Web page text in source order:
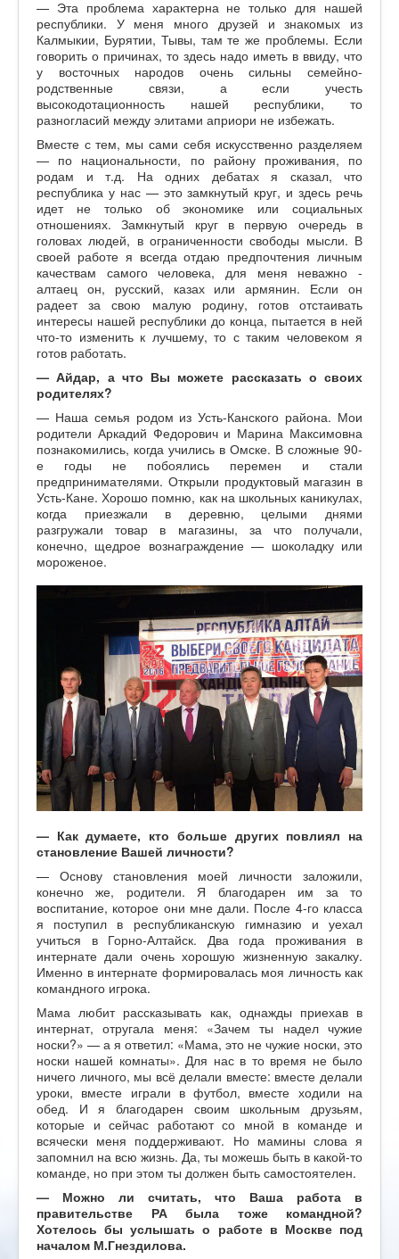
— Эта проблема характерна не только для нашей
республики. У меня много друзей и знакомых из
Калмыкии, Бурятии, Тывы, там те же проблемы. Если
говорить о причинах, то здесь надо иметь в ввиду, что
у восточных народов очень сильны семейно-
родственные связи, а если учесть
высокодотационность нашей республики, то
разногласий между элитами априори не избежать.
Вместе с тем, мы сами себя искусственно разделяем
— по национальности, по району проживания, по
родам и т.д. На одних дебатах я сказал, что
республика у нас — это замкнутый круг, и здесь речь
идет не только об экономике или социальных
отношениях. Замкнутый круг в первую очередь в
головах людей, в ограниченности свободы мысли. В
своей работе я всегда отдаю предпочтения личным
качествам самого человека, для меня неважно -
алтаец он, русский, казах или армянин. Если он
радеет за свою малую родину, готов отстаивать
интересы нашей республики до конца, пытается в ней
что-то изменить к лучшему, то с таким человеком я
готов работать.
— Айдар, а что Вы можете рассказать о своих
родителях?
— Наша семья родом из Усть-Канского района. Мои
родители Аркадий Федорович и Марина Максимовна
познакомились, когда учились в Омске. В сложные 90-
е годы не побоялись перемен и стали
предпринимателями. Открыли продуктовый магазин в
Усть-Кане. Хорошо помню, как на школьных каникулах,
когда приезжали в деревню, целыми днями
разгружали товар в магазины, за что получали,
конечно, щедрое вознаграждение — шоколадку или
мороженое.
— Как думаете, кто больше других повлиял на
становление Вашей личности?
— Основу становления моей личности заложили,
конечно же, родители. Я благодарен им за то
воспитание, которое они мне дали. После 4-го класса
я поступил в республиканскую гимназию и уехал
учиться в Горно-Алтайск. Два года проживания в
интернате дали очень хорошую жизненную закалку.
Именно в интернате формировалась моя личность как
командного игрока.
Мама любит рассказывать как, однажды приехав в
интернат, отругала меня: «Зачем ты надел чужие
носки?» — а я ответил: «Мама, это не чужие носки, это
носки нашей комнаты». Для нас в то время не было
ничего личного, мы всё делали вместе: вместе делали
уроки, вместе играли в футбол, вместе ходили на
обед. И я благодарен своим школьным друзьям,
которые и сейчас работают со мной в команде и
всячески меня поддерживают. Но мамины слова я
запомнил на всю жизнь. Да, ты можешь быть в какой-то
команде, но при этом ты должен быть самостоятелен.
— Можно ли считать, что Ваша работа в
правительстве РА была тоже командной?
Хотелось бы услышать о работе в Москве под
началом М.Гнездилова.